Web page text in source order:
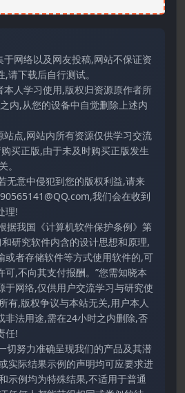
网络以及网友投稿,网站不保证资
请下载后自行测试。
人学习使用,版权归资源原作者所
内,从您的设备中自觉删除上述内
点,网站内所有资源仅供学习交流
买正版,由于未及时购买正版发生
。
无意中侵犯到您的版权利益,请来
我们会在收到
理!
据我国《计算机软件保护条例》第
研究软件内含的设计思想和原理,
或者存储软件等方式使用软件的,可
可,不向其支付报酬。”您需知晓本
于网络,仅供用户交流学习与研究使
有,版权争议与本站无关,用户本人
非法用途,需在24小时之内删除,否
任!
切努力准确呈现我们的产品及其潜
实际结果示例的声明均可应要求进
示例均为特殊结果,不适用于普通